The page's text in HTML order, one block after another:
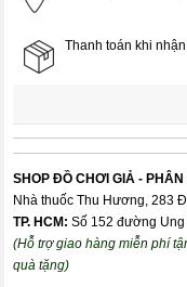
Thanh toán khi
SHOP ĐỒ CHƠI GIẢ -
Nhà thuốc Thu Hương, 283
TP. HCM: Số 152 đường Ung
(Hỗ trợ giao hàng miễn phí
quà tặng)